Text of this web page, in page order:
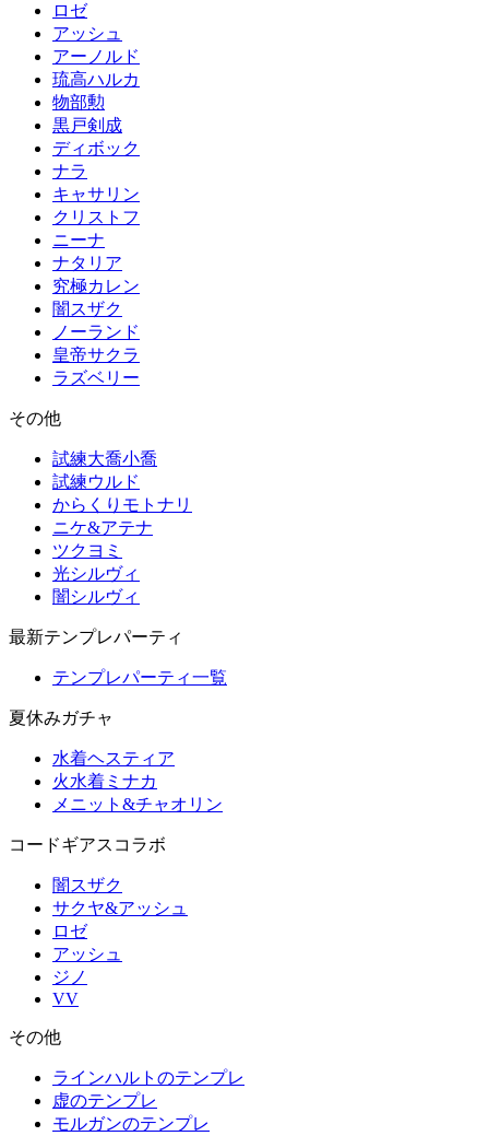
ロゼ
アッシュ
アーノルド
琉高ハルカ
物部勲
黒戸剣成
ディボック
ナラ
キャサリン
クリストフ
ニーナ
ナタリア
究極カレン
闇スザク
ノーランド
皇帝サクラ
ラズベリー
その他
試練大喬小喬
試練ウルド
からくりモトナリ
ニケ&アテナ
ツクヨミ
光シルヴィ
闇シルヴィ
最新テンプレパーティ
テンプレパーティ一覧
夏休みガチャ
水着ヘスティア
火水着ミナカ
メニット&チャオリン
コードギアスコラボ
闇スザク
サクヤ&アッシュ
ロゼ
アッシュ
ジノ
VV
その他
ラインハルトのテンプレ
虚のテンプレ
モルガンのテンプレ